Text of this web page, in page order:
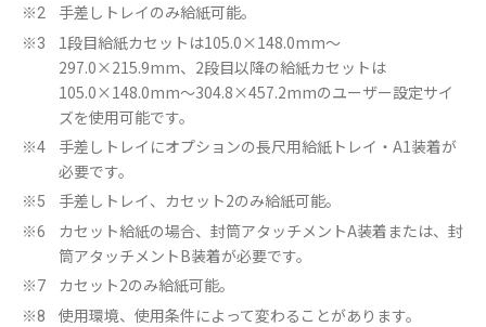
※2 手差しトレイのみ給紙可能。
※3
1段目給紙カセットは105.0×148.0mm～
297.0×215.9mm、2段目以降の給紙カセットは
105.0×148.0mm～304.8×457.2mmのユーザー設定サイ
ズを使用可能です。
※4
手差しトレイにオプションの長尺用給紙トレイ・A1装着が
必要です。
※5 手差しトレイ、カセット2のみ給紙可能。
※6
カセット給紙の場合、封筒アタッチメントA装着または、封
筒アタッチメントB装着が必要です。
※7 カセット2のみ給紙可能。
※8 使用環境、使用条件によって変わることがあります。